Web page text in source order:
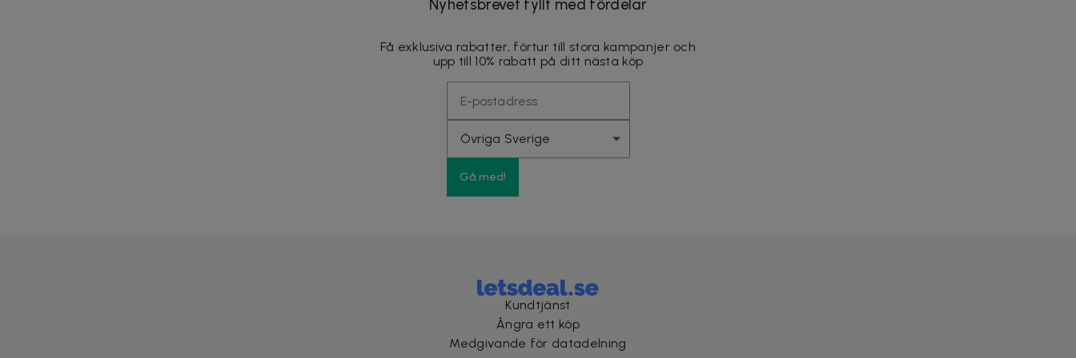
Nyhetsbrevet fyllt med fördelar
Få exklusiva rabatter, förtur till stora kampanjer och
upp till 10% rabatt på ditt nästa köp
Gå med!
Kundtjänst
Ångra ett köp
Medgivande för datadelning